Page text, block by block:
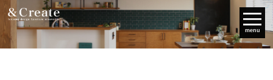
menu